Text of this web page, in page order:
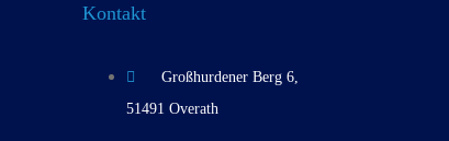
Kontakt
Großhurdener Berg 6,
51491 Overath